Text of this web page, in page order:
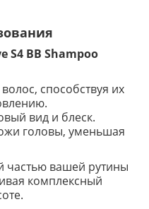
S4 BB Shampoo
способствуя их
вид и блеск.
головы, уменьшая
частью вашей рутины
комплексный